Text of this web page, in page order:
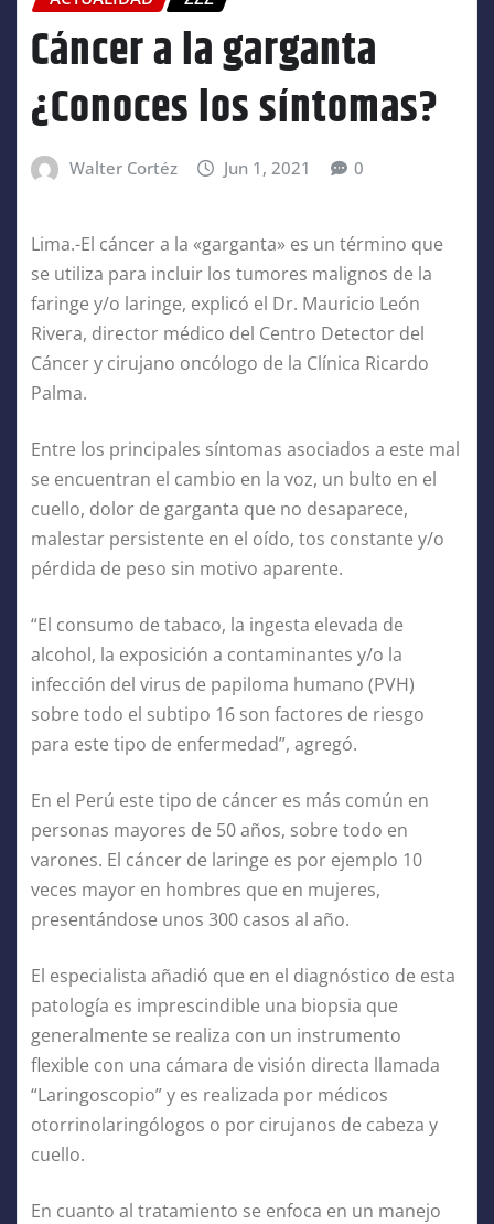
Cáncer a la garganta
¿Conoces los síntomas?
Walter Cortéz Jun 1, 2021 0
Lima.-El cáncer a la «garganta» es un término que
se utiliza para incluir los tumores malignos de la
faringe y/o laringe, explicó el Dr. Mauricio León
Rivera, director médico del Centro Detector del
Cáncer y cirujano oncólogo de la Clínica Ricardo
Palma.
Entre los principales síntomas asociados a este mal
se encuentran el cambio en la voz, un bulto en el
cuello, dolor de garganta que no desaparece,
malestar persistente en el oído, tos constante y/o
pérdida de peso sin motivo aparente.
“El consumo de tabaco, la ingesta elevada de
alcohol, la exposición a contaminantes y/o la
infección del virus de papiloma humano (PVH)
sobre todo el subtipo 16 son factores de riesgo
para este tipo de enfermedad”, agregó.
En el Perú este tipo de cáncer es más común en
personas mayores de 50 años, sobre todo en
varones. El cáncer de laringe es por ejemplo 10
veces mayor en hombres que en mujeres,
presentándose unos 300 casos al año.
El especialista añadió que en el diagnóstico de esta
patología es imprescindible una biopsia que
generalmente se realiza con un instrumento
flexible con una cámara de visión directa llamada
“Laringoscopio” y es realizada por médicos
otorrinolaringólogos o por cirujanos de cabeza y
cuello.
En cuanto al tratamiento se enfoca en un manejo